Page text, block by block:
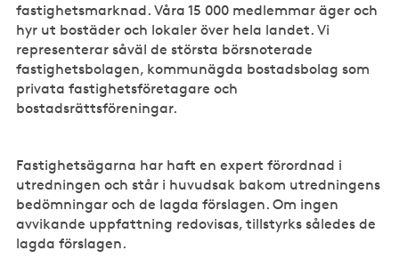
fastighetsmarknad. Våra 15 000 medlemmar äger och
hyr ut bostäder och lokaler över hela landet. Vi
representerar såväl de största börsnoterade
fastighetsbolagen, kommunägda bostadsbolag som
privata fastighetsföretagare och
bostadsrättsföreningar.
Fastighetsägarna har haft en expert förordnad i
utredningen och står i huvudsak bakom utredningens
bedömningar och de lagda förslagen. Om ingen
avvikande uppfattning redovisas, tillstyrks således de
lagda förslagen.